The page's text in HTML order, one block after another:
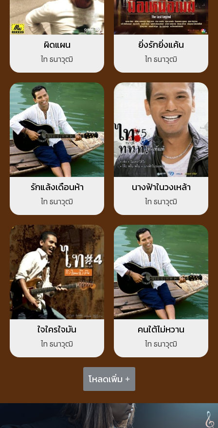
ผิดแผน
ไท ธนาวุฒิ
ยิ่งรักยิ่งแค้น
ไท ธนาวุฒิ
รักแล้งเดือนห้า
ไท ธนาวุฒิ
นางฟ้าในวงเหล้า
ไท ธนาวุฒิ
ใจใครใจมัน
ไท ธนาวุฒิ
คนใต้ไม่หวาน
ไท ธนาวุฒิ
โหลดเพิ่ม +